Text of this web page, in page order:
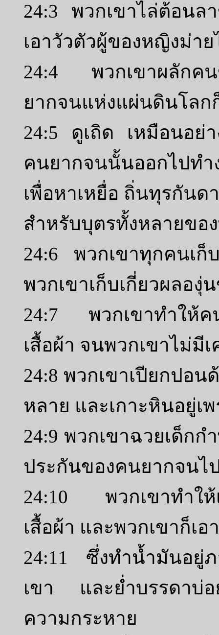
24:3 พวกเขาไล่ต้อนล
เอาวัวตัวผู้ของหญิงม่า
24:4 พวกเขาผลักค
ยากจนแห่งแผ่นดินโล
24:5 ดูเถิด เหมือนอย่
คนยากจนนั้นออกไปทำ
เพื่อหาเหยื่อ ถิ่นทุรกันด
สำหรับบุตรทั้งหลายขอ
24:6 พวกเขาทุกคนเ
พวกเขาเก็บเกี่ยวผลองุ่
24:7 พวกเขาทำให้ค
เสื้อผ้า จนพวกเขาไม่มี
24:8 พวกเขาเปียกปอ
หลาย และเกาะหินอยู่เ
24:9 พวกเขาฉวยเด็กก
ประกันของคนยากจนไ
24:10 พวกเขาทำให้เ
เสื้อผ้า และพวกเขาก็เ
24:11 ซึ่งทำน้ำมันอยู่ภ
เขา และย่ำบรรดาบ่
ความกระหาย